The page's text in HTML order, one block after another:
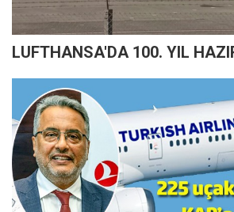
LUFTHANSA'DA 100. YIL